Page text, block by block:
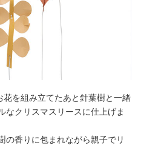
花を組み立てたあと針葉樹と一緒
なクリスマスリースに仕上げま
の香りに包まれながら親子でリ